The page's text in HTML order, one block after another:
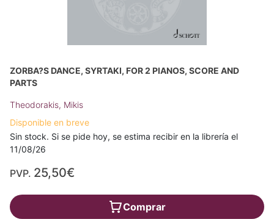
ZORBA?S DANCE, SYRTAKI, FOR 2 PIANOS, SCORE AND
PARTS
Theodorakis, Mikis
Disponible en breve
Sin stock. Si se pide hoy, se estima recibir en la librería el
11/08/26
PVP. 25,50€
Comprar